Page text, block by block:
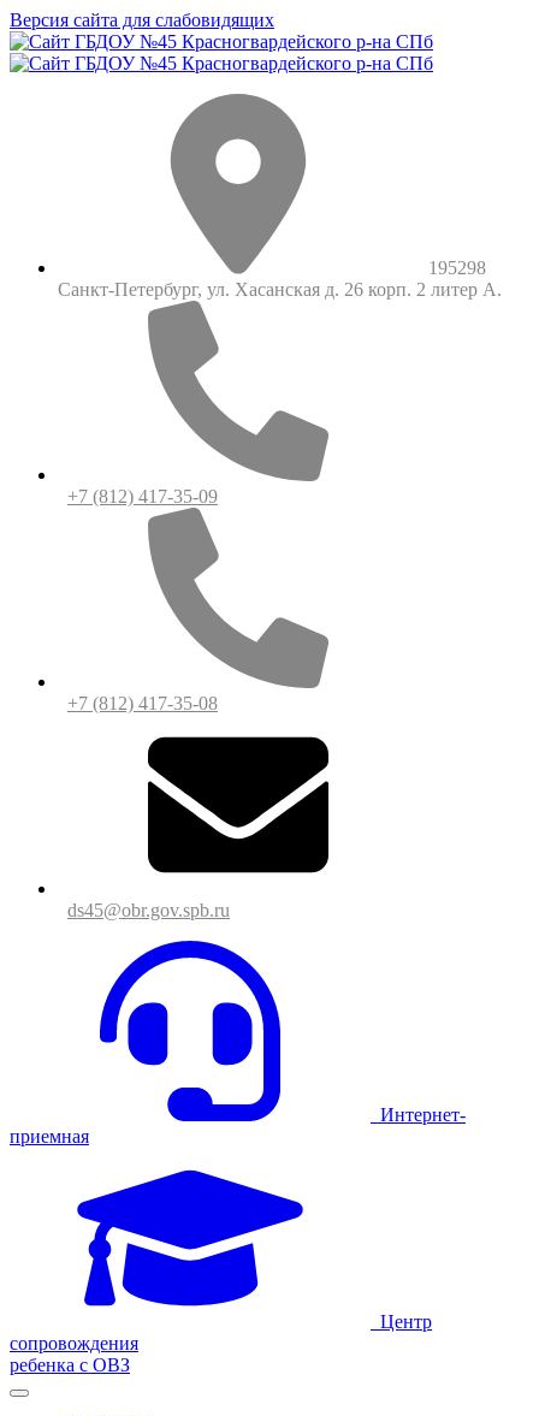
Версия сайта для слабовидящих
195298
Санкт-Петербург, ул. Хасанская д. 26 корп. 2 литер А.
+7 (812) 417-35-09
+7 (812) 417-35-08
ds45@obr.gov.spb.ru
Интернет-
приемная
Центр
сопровождения
ребенка с ОВЗ